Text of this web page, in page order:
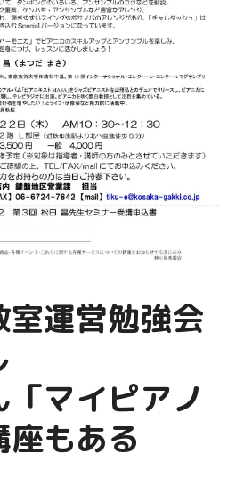
室運営勉強会
マイピアノ
もある